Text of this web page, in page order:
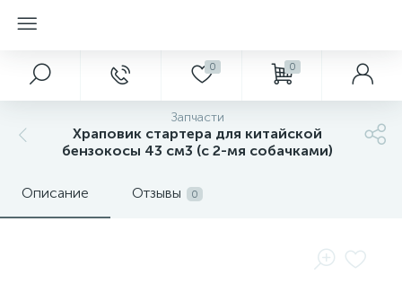
0 0
Запчасти
Храповик стартера для китайской
бензокосы 43 см3 (с 2-мя собачками)
Описание Отзывы 0